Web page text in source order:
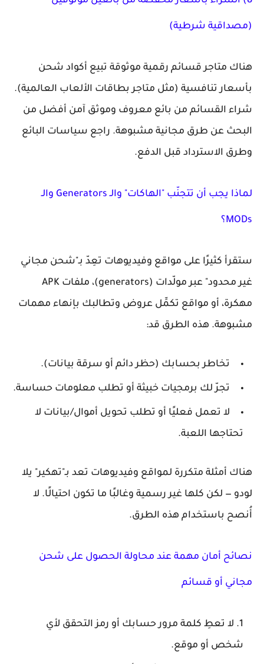
(مصداقية شرطية)
هناك متاجر قسائم رقمية موثوقة تبيع أكواد شحن
بأسعار تنافسية (مثل متاجر بطاقات الألعاب العالمية).
شراء القسائم من بائع معروف وموثق آمن أفضل من
البحث عن طرق مجانية مشبوهة. راجع سياسات البائع
وطرق الاسترداد قبل الدفع.
لماذا يجب أن تتجنّب "الهاكات" والـ Generators والـ
MODs؟
ستقرأ كثيرًا على مواقع وفيديوهات تعِدّ بـ"شحن مجاني
غير محدود" عبر مولّدات (generators)، ملفات APK
مهكرة، أو مواقع تكمِّل عروض وتطالبك بإنهاء مهمات
مشبوهة. هذه الطرق قد:
تخاطر بحسابك (حظر دائم أو سرقة بيانات).
تجرّ لك برمجيات خبيثة أو تطلب معلومات حساسة.
لا تعمل فعليًا أو تطلب تحويل أموال/بيانات لا
تحتاجها اللعبة.
هناك أمثلة متكررة لمواقع وفيديوهات تعد بـ"تهكير" يلا
لودو — لكن كلها غير رسمية وغالبًا ما تكون احتيالًا. لا
أُنصح باستخدام هذه الطرق.
نصائح أمان مهمة عند محاولة الحصول على شحن
مجاني أو قسائم
لا تعطِ كلمة مرور حسابك أو رمز التحقق لأي
شخص أو موقع.